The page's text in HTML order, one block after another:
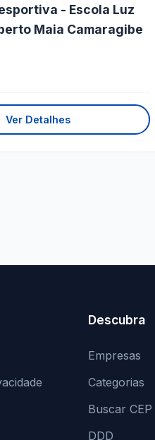
- Escola Luz
Maia Camaragibe
Ver Detalhes
Descubra
Empresas
Categorias
Buscar CEP
DDD